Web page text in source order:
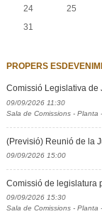
24
25
31
PROPERS
Comissió Legislativa de
09/09/2026 11:30
Sala de Comissions - Planta
(Previsió) Reunió de la
09/09/2026 15:00
Comissió de legislatura
09/09/2026 15:30
Sala de Comissions - Planta